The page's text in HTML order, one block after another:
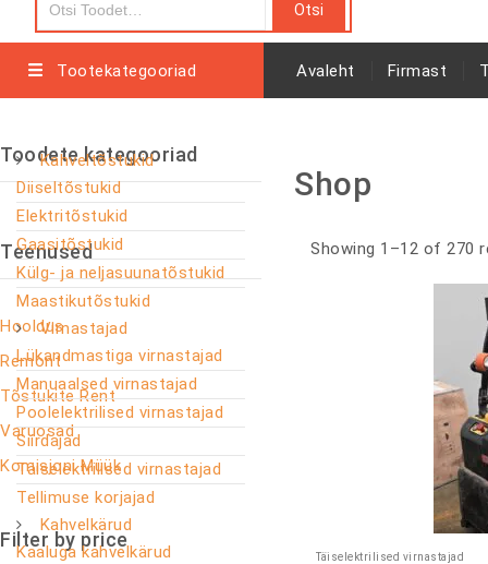
Tootekategooriad
Kahveltõstukid
Diiseltõstukid
Elektritõstukid
Gaasitõstukid
Külg- ja neljasuunatõstukid
Maastikutõstukid
Virnastajad
Lükandmastiga virnastajad
Manuaalsed virnastajad
Poolelektrilised virnastajad
Siirdajad
Täiselektrilised virnastajad
Tellimuse korjajad
Kahvelkärud
Kaaluga kahvelkärud
Avaleht Firmast
Shop
Showing 1–12 of 270
Täiselektrilised virnastajad
Toodete kategooriad
Teenused
Hooldus
Remont
Tõstukite Rent
Varuosad
Komisjoni Müük
Filter by price